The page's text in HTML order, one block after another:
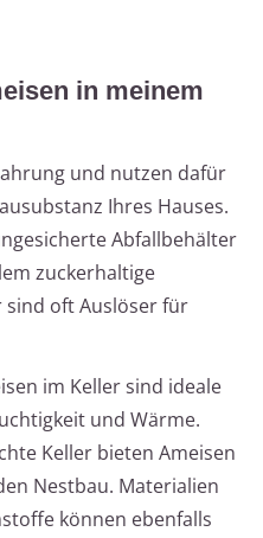
in meinem
und nutzen dafür
Ihres Hauses.
Abfallbehälter
zuckerhaltige
oft Auslöser für
im Keller sind ideale
und Wärme.
Keller bieten Ameisen
Nestbau. Materialien
können ebenfalls